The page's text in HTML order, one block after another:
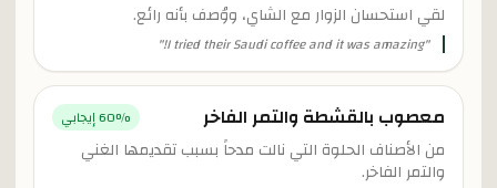
لقي استحسان الزوار مع الشاي، ووُصف بأنه رائع.
"
I tried their Saudi coffee and it was amazing!
"
معصوب بالقشطة والتمر الفاخر 60% إيجابي
من الأصناف الحلوة التي نالت مدحاً بسبب تقديمها الغني
والتمر الفاخر.